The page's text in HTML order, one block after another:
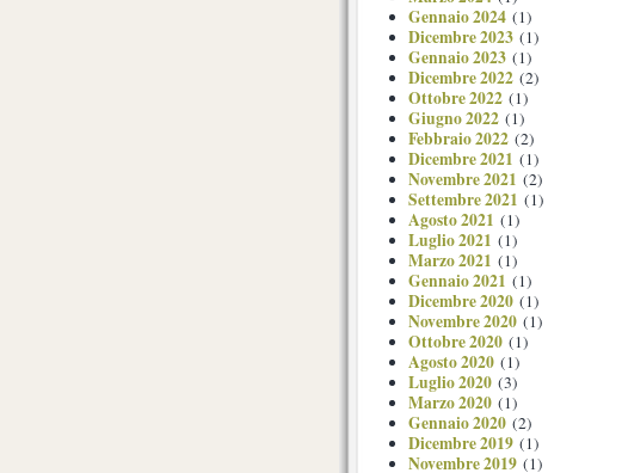
Gennaio 2024 (1)
Dicembre 2023 (1)
Gennaio 2023 (1)
Dicembre 2022 (2)
Ottobre 2022 (1)
Giugno 2022 (1)
Febbraio 2022 (2)
Dicembre 2021 (1)
Novembre 2021 (2)
Settembre 2021 (1)
Agosto 2021 (1)
Luglio 2021 (1)
Marzo 2021 (1)
Gennaio 2021 (1)
Dicembre 2020 (1)
Novembre 2020 (1)
Ottobre 2020 (1)
Agosto 2020 (1)
Luglio 2020 (3)
Marzo 2020 (1)
Gennaio 2020 (2)
Dicembre 2019 (1)
Novembre 2019 (1)